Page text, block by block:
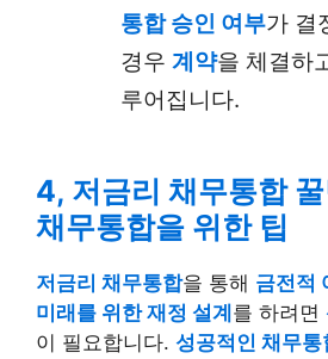
통합 승인 여부가 결
경우 계약을 체결하
루어집니다.
4, 저금리 채무통합
채무통합을 위한 팁
저금리 채무통합을 통해 금전적
미래를 위한 재정 설계 를 하려면
이 필요합니다. 성공적인 채무통